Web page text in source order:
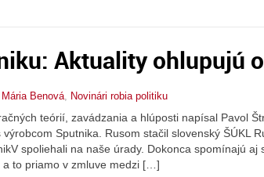
Aktuality ohlupujú
Mária Benová Novinári robia politiku
teórií, zavádzania a hlúposti napísal Pavol
Sputnika. Rusom stačil slovenský ŠÚKL
spoliehali na naše úrady. Dokonca spomínajú aj
a to priamo v zmluve medzi […]